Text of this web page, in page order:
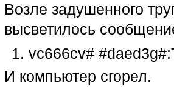
Возле задушенного
высветилось
vc666cv#
И компьютер сгорел.